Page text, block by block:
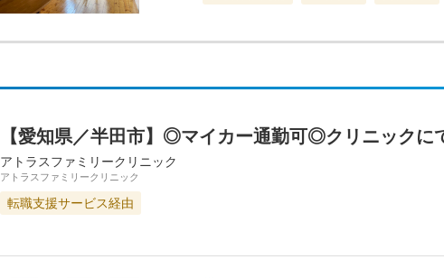
【愛知県／半田市】◎マイカー通勤可◎クリニックに
アトラスファミリークリニック
アトラスファミリークリニック
転職支援サービス経由